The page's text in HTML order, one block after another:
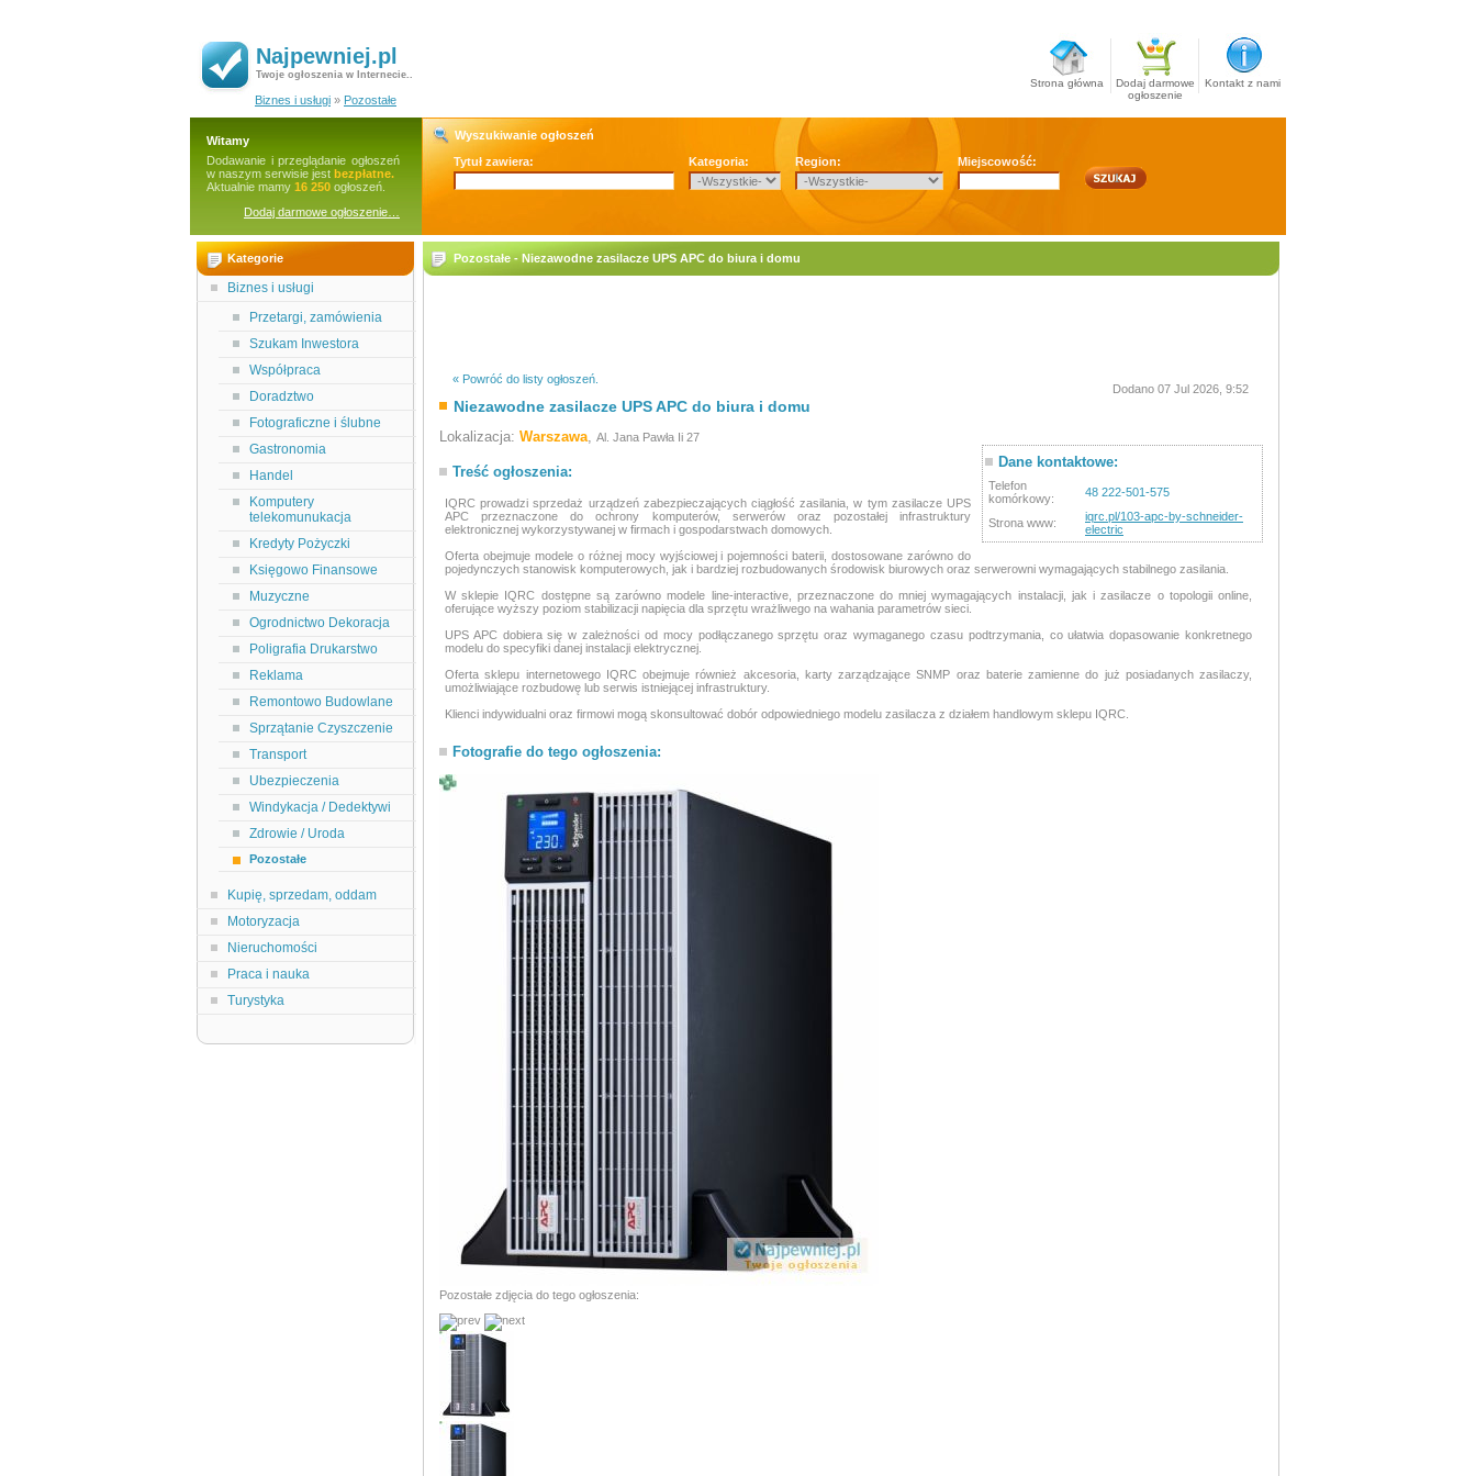
Najpewniej.pl
Twoje ogłoszenia w Internecie..
Strona główna
Dodaj darmowe
ogłoszenie
Kontakt z nami
Biznes i usługi » Pozostałe
Witamy
Dodawanie i przeglądanie ogłoszeń
w naszym serwisie jest bezpłatne.
Aktualnie mamy 16 250 ogłoszeń.
Dodaj darmowe ogłoszenie…
Wyszukiwanie ogłoszeń
Tytuł zawiera:
Kategoria: Region: Miejscowość:
Kategorie
Biznes i usługi
Przetargi, zamówienia
Szukam Inwestora
Współpraca
Doradztwo
Fotograficzne i ślubne
Gastronomia
Handel
Komputery
telekomunukacja
Kredyty Pożyczki
Księgowo Finansowe
Muzyczne
Ogrodnictwo Dekoracja
Poligrafia Drukarstwo
Reklama
Remontowo Budowlane
Sprzątanie Czyszczenie
Transport
Ubezpieczenia
Windykacja / Dedektywi
Zdrowie / Uroda
Pozostałe
Kupię, sprzedam, oddam
Motoryzacja
Nieruchomości
Praca i nauka
Turystyka
Pozostałe - Niezawodne zasilacze UPS APC do biura i domu
« Powróć do listy ogłoszeń.
Niezawodne zasilacze UPS APC do biura i domu
Dodano 07 Jul 2026, 9:52
Lokalizacja: Warszawa, Al. Jana Pawła Ii 27
Dane kontaktowe:
Telefon
komórkowy:
48 222-501-575
Strona www:
iqrc.pl/103-apc-by-schneider-
electric
Treść ogłoszenia:
IQRC prowadzi sprzedaż urządzeń zabezpieczających ciągłość zasilania, w tym zasilacze UPS
APC przeznaczone do ochrony komputerów, serwerów oraz pozostałej infrastruktury
elektronicznej wykorzystywanej w firmach i gospodarstwach domowych.
Oferta obejmuje modele o różnej mocy wyjściowej i pojemności baterii, dostosowane zarówno do
pojedynczych stanowisk komputerowych, jak i bardziej rozbudowanych środowisk biurowych oraz serwerowni wymagających stabilnego zasilania.
W sklepie IQRC dostępne są zarówno modele line-interactive, przeznaczone do mniej wymagających instalacji, jak i zasilacze o topologii online,
oferujące wyższy poziom stabilizacji napięcia dla sprzętu wrażliwego na wahania parametrów sieci.
UPS APC dobiera się w zależności od mocy podłączanego sprzętu oraz wymaganego czasu podtrzymania, co ułatwia dopasowanie konkretnego
modelu do specyfiki danej instalacji elektrycznej.
Oferta sklepu internetowego IQRC obejmuje również akcesoria, karty zarządzające SNMP oraz baterie zamienne do już posiadanych zasilaczy,
umożliwiające rozbudowę lub serwis istniejącej infrastruktury.
Klienci indywidualni oraz firmowi mogą skonsultować dobór odpowiedniego modelu zasilacza z działem handlowym sklepu IQRC.
Fotografie do tego ogłoszenia:
Pozostałe zdjęcia do tego ogłoszenia: